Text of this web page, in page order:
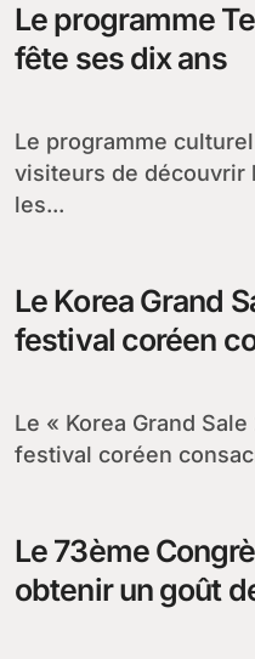
Le programme Temple
fête ses dix ans
Le programme culturel Temple Stay permet aux
visiteurs de découvrir
les...
Le Korea Grand
festival coréen
Le « Korea Grand Sale 2013 » est le plus grand
festival coréen
Le 73ème
obtenir un goût